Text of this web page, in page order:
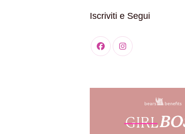
Iscriviti e Segui